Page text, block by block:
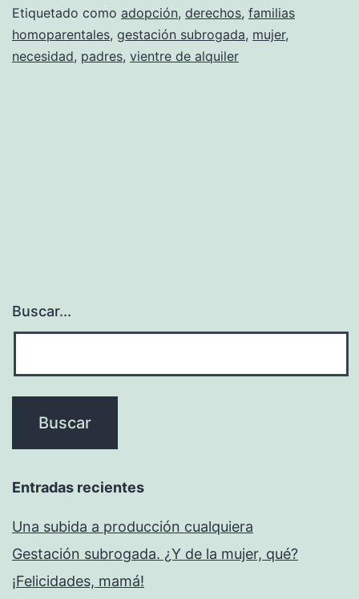
la
mujer,
qué?
Etiquetado como adopción, derechos, familias
homoparentales, gestación subrogada, mujer,
necesidad, padres, vientre de alquiler
Buscar...
Entradas recientes
Una subida a producción cualquiera
Gestación subrogada. ¿Y de la mujer, qué?
¡Felicidades, mamá!